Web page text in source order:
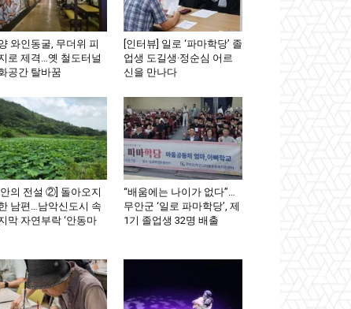
와인동굴, 무더위 피
로 제격…옛 철도터널
공간 탈바꿈
[인터뷰] 일로 ‘파마학당’ 졸
업생 도길생·정순심 어르
신을 만나다
안의 전설 ②] 돌아오지
남편…남악신도시 속
막 자연부락 ‘안동마
“배움에는 나이가 없다”…
무안군 ‘일로 파마학당’, 제
1기 졸업생 32명 배출